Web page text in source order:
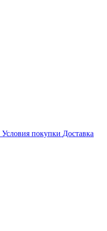
Условия покупки Доставка